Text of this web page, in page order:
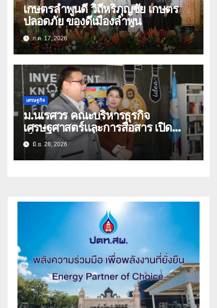
เกษตรลำพูนดี วิถีหริภุญชัย เกษตร
ปลอดภัย ของดีเมืองลำพูน
ก.ค. 17, 2026
เศรษฐกิจ
ม.นเรศวร คณะบริหารธุรกิจ
เศรษฐศาสตร์และการสื่อสาร เปิด
เอ็กซ์คลูซีฟฟอรั่ม “Sunday
Brunch” ระดมกูรูแถวหน้า ถอดรหัส
ลับ “ดุลการค้าไทย-จีน” ติดอาวุธผู้
มิ.ย. 28, 2026